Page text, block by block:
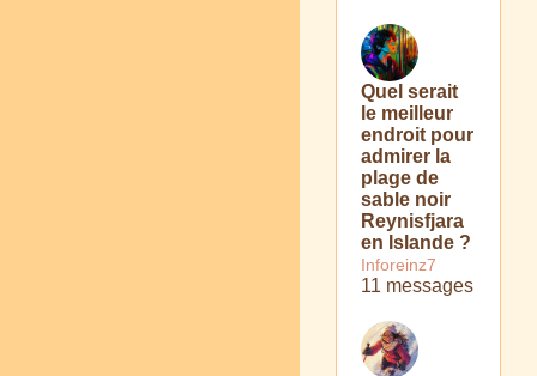
Quel serait
le meilleur
endroit pour
admirer la
plage de
sable noir
Reynisfjara
en Islande ?
Inforeinz7
11 messages